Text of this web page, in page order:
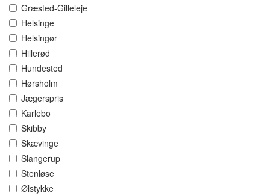
Græsted-Gilleleje
Helsinge
Helsingør
Hillerød
Hundested
Hørsholm
Jægerspris
Karlebo
Skibby
Skævinge
Slangerup
Stenløse
Ølstykke